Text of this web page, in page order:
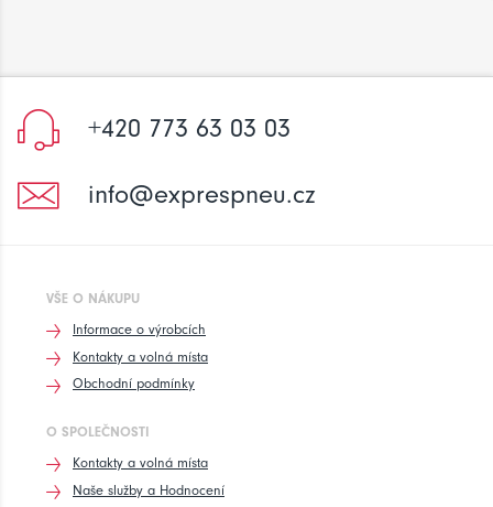
+420 773 63 03 03
info@exprespneu.cz
VŠE O NÁKUPU
Informace o výrobcích
Kontakty a volná místa
Obchodní podmínky
O SPOLEČNOSTI
Kontakty a volná místa
Naše služby a Hodnocení